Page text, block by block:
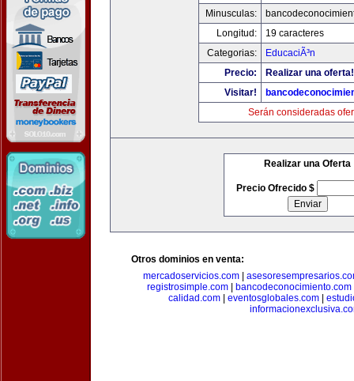
Minusculas:
Longitud:
19 caracteres
Categorias:
EducaciÃ³n
Precio:
Realizar una oferta!
Visitar!
Serán consideradas
Realizar una Oferta
Precio Ofrecido $
Otros dominios en venta:
mercadoservicios.com|
registrosimple.com
bancodeconocimiento.com
calidad.com
eventosglobales.com